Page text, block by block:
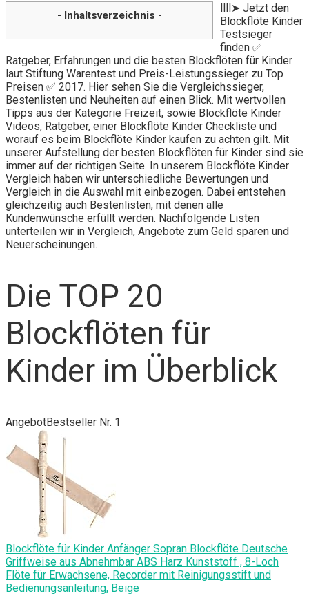
- Inhaltsverzeichnis -
llll➤ Jetzt den
Blockflöte Kinder
Testsieger
finden ✅
Ratgeber, Erfahrungen und die besten Blockflöten für Kinder
laut Stiftung Warentest und Preis-Leistungssieger zu Top
Preisen ✅ 2017. Hier sehen Sie die Vergleichssieger,
Bestenlisten und Neuheiten auf einen Blick. Mit wertvollen
Tipps aus der Kategorie Freizeit, sowie Blockflöte Kinder
Videos, Ratgeber, einer Blockflöte Kinder Checkliste und
worauf es beim Blockflöte Kinder kaufen zu achten gilt. Mit
unserer Aufstellung der besten Blockflöten für Kinder sind sie
immer auf der richtigen Seite. In unserem Blockflöte Kinder
Vergleich haben wir unterschiedliche Bewertungen und
Vergleich in die Auswahl mit einbezogen. Dabei entstehen
gleichzeitig auch Bestenlisten, mit denen alle
Kundenwünsche erfüllt werden. Nachfolgende Listen
unterteilen wir in Vergleich, Angebote zum Geld sparen und
Neuerscheinungen.
Die TOP 20
Blockflöten für
Kinder im Überblick
AngebotBestseller Nr. 1
Blockflöte für Kinder Anfänger Sopran Blockflöte Deutsche
Griffweise aus Abnehmbar ABS Harz Kunststoff , 8-Loch
Flöte für Erwachsene, Recorder mit Reinigungsstift und
Bedienungsanleitung, Beige